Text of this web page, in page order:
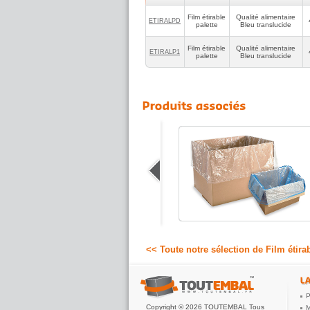
ETIRALPD
Film étirable
palette
Qualité alimentaire
Bleu translucide
ETIRALP1
Film étirable
palette
Qualité alimentaire
Bleu translucide
<< Toute notre sélection de Film
Copyright © 2026 TOUTEMBAL Tous